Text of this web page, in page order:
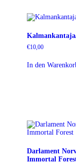
€10,00
In den
Darlament
Immortal